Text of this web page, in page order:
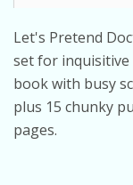
Let's Pretend
set for inquisitive
book with busy
plus 15 chunky
pages.